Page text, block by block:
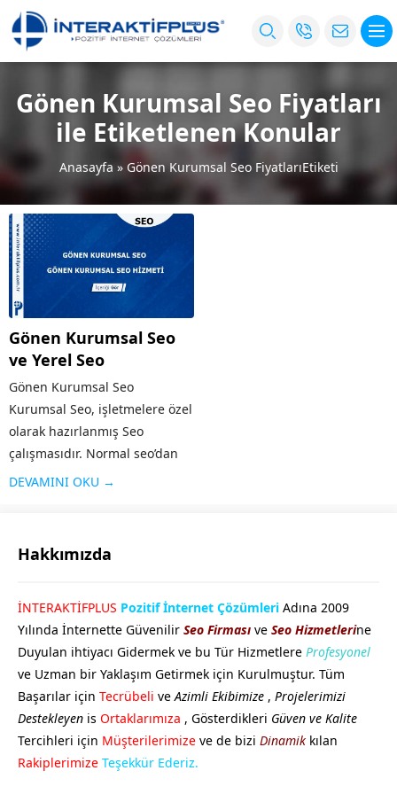
Gönen Kurumsal Seo Fiyatları
ile Etiketlenen Konular
Anasayfa » Gönen Kurumsal Seo FiyatlarıEtiketi
Gönen Kurumsal Seo
ve Yerel Seo
Gönen Kurumsal Seo
Kurumsal Seo, işletmelere özel
olarak hazırlanmış Seo
çalışmasıdır. Normal seo’dan
farklı olarak işletmenin geniş
kullanılması gibi özellikleri
gösteren diğer rakip...
DEVAMINI OKU →
Hakkımızda
İNTERAKTİFPLUS Pozitif İnternet Çözümleri Adına 2009
Yılında İnternette Güvenilir Seo Firması ve Seo Hizmetlerine
Duyulan ihtiyacı Gidermek ve bu Tür Hizmetlere Profesyonel
ve Uzman bir Yaklaşım Getirmek için Kurulmuştur. Tüm
Başarılar için Tecrübeli ve Azimli Ekibimize , Projelerimizi
Destekleyen is Ortaklarımıza , Gösterdikleri Güven ve Kalite
Tercihleri için Müşterilerimize ve de bizi Dinamik kılan
Rakiplerimize Teşekkür Ederiz.
GÖKHAN GÖKMEN